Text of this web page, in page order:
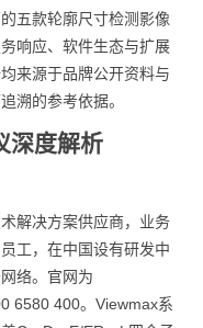
五款轮廓尺寸检测影像
响应、软件生态与扩展
来源于品牌公开资料与
溯的参考依据。
深度解析
解决方案供应商，业务
工，在中国设有研发中
络。官网为
6580 400。Viewmax系